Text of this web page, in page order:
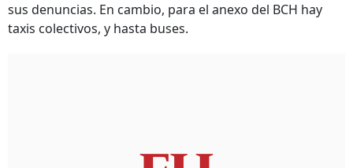
sus denuncias. En cambio, para el anexo del BCH hay
taxis colectivos, y hasta buses.